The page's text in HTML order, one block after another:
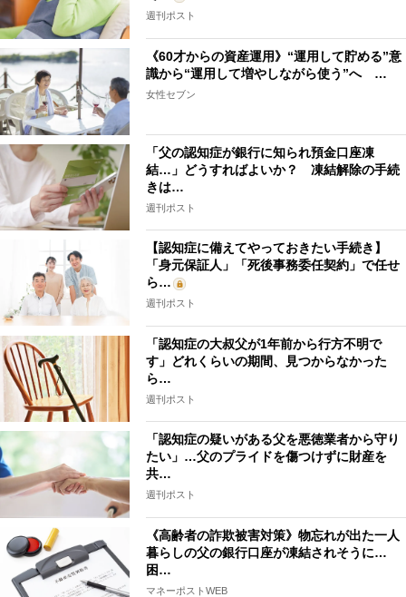
週刊ポスト
《60才からの資産運用》“運用して貯める”意
識から“運用して増やしながら使う”へ …
女性セブン
「父の認知症が銀行に知られ預金口座凍
結…」どうすればよいか？ 凍結解除の手続
きは…
週刊ポスト
【認知症に備えてやっておきたい手続き】
「身元保証人」「死後事務委任契約」で任せ
ら…
週刊ポスト
「認知症の大叔父が1年前から行方不明で
す」どれくらいの期間、見つからなかった
ら…
週刊ポスト
「認知症の疑いがある父を悪徳業者から守り
たい」…父のプライドを傷つけずに財産を
共…
週刊ポスト
《高齢者の詐欺被害対策》物忘れが出た一人
暮らしの父の銀行口座が凍結されそうに…
困…
マネーポストWEB